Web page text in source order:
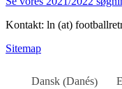
Kontakt: ln (at)
Sitemap
Dansk (Danés)